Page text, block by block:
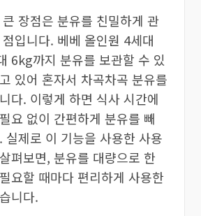
장점은 분유를 친밀하게 관
입니다. 베베 올인원 4세대
6kg까지 분유를 보관할 수 있
있어 혼자서 차곡차곡 분유를
다. 이렇게 하면 식사 시간에
요 없이 간편하게 분유를 빼
실제로 이 기능을 사용한 사용
펴보면, 분유를 대량으로 한
요할 때마다 편리하게 사용한
니다.